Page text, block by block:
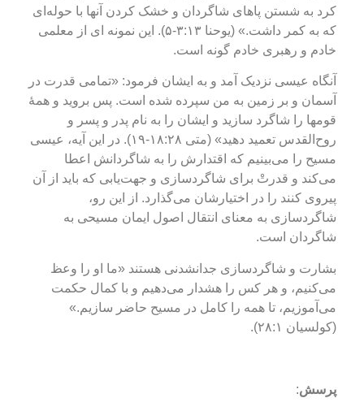
کرد به شستن پاهای شاگردان و خشک کردن آنها با حوله‌ای
که به کمر داشت.» (یوحنا ۳:۱۳-۵). این نمونه ای از معلمی
خادم و رهبری خادم گونه است.
آنگاه عیسی نزدیک آمد و به ایشان فرمود: «تمامی قدرت در
آسمان و بر زمین به من سپرده شده است. پس بروید و همۀ
قومها را شاگرد سازید و ایشان را به نام پدر و پسر و
روح‌القدس تعمید دهید» (متی ۱۸:۲۸-۱۹). در این آیه، عیسی
مسیح را می‌بینیم که اقتدارش را به شاگردانش اعطا
می‌کند و قدرتْ برای شاگردسازی و جهت‌یابی که باید از آن
پیروی کنند را در اختیارشان می‌گذارد. از این رو،
شاگردسازی به معنای انتقال اصول ایمان مسیحی به
شاگردان است.
بشارت و شاگردسازی جدانشدنی هستند «ما او را وعظ
می‌کنیم، و هر کس را هشدار می‌دهیم و با کمال حکمت
می‌آموزیم، تا همه را کامل در مسیح حاضر سازیم.»
(کولسیان ۲۸:۱).
پرسش: